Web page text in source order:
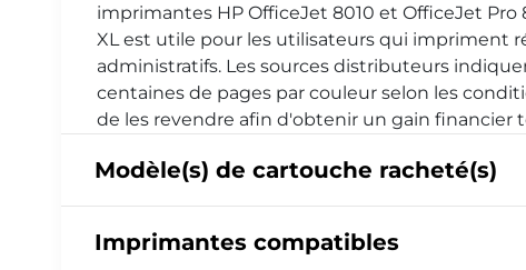
imprimantes HP OfficeJet 8010 et OfficeJet
XL est utile pour les utilisateurs qui impriment
administratifs. Les sources distributeurs
centaines de pages par couleur selon les
de les revendre afin d'obtenir un gain financier
Modèle(s) de cartouche racheté(s)
Imprimantes compatibles